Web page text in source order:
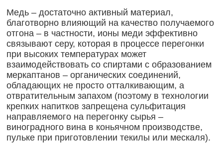
Медь – достаточно активный материал,
благотворно влияющий на качество получаемого
отгона – в частности, ионы меди эффективно
связывают серу, которая в процессе перегонки
при высоких температурах может
взаимодействовать со спиртами с образованием
меркаптанов – органических соединений,
обладающих не просто отталкивающим, а
отвратительным запахом (поэтому в технологии
крепких напитков запрещена сульфитация
направляемого на перегонку сырья –
виноградного вина в коньячном производстве,
пульке при приготовлении текилы или мескаля).